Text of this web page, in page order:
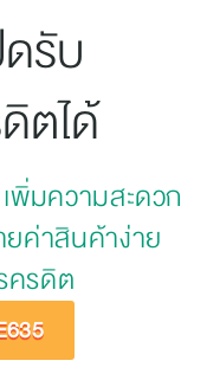
รับ
ตได้
พิ่มความสะดวก
ค่าสินค้าง่าย
ครดิต